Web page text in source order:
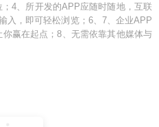
4、所开发的APP应随时随地，互联
入，即可轻松浏览；6、7、企业APP
赢在起点；8、无需依靠其他媒体与